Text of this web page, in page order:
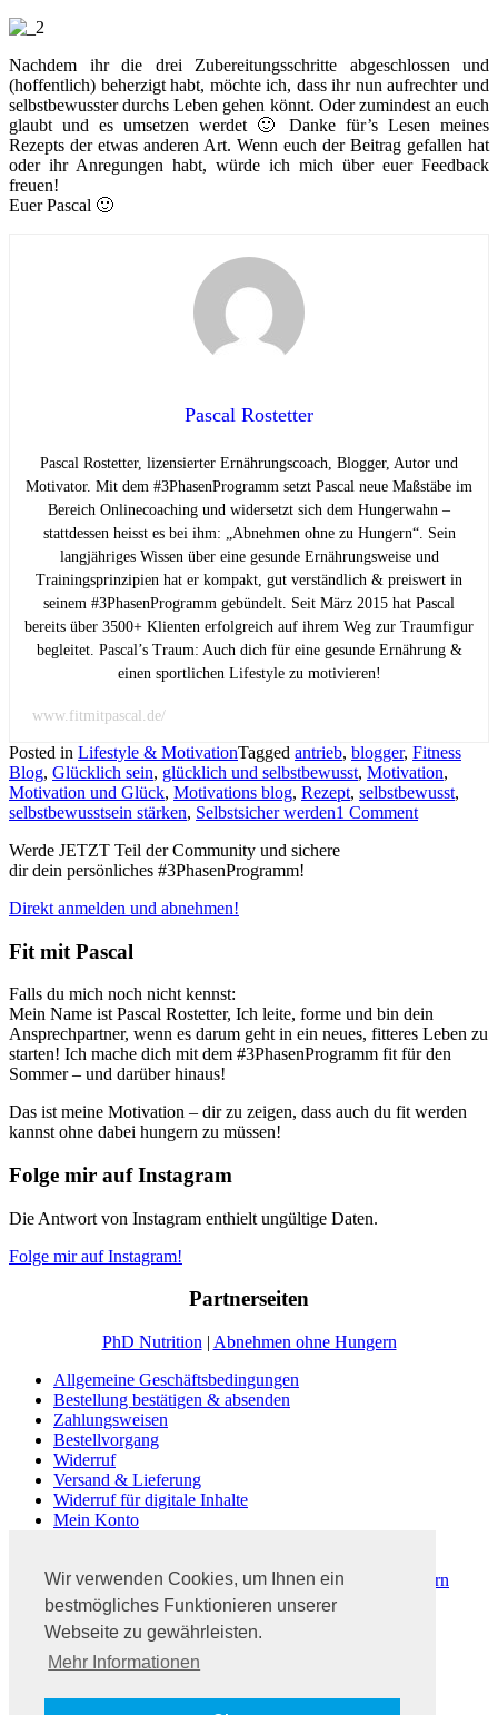
Wir verwenden Cookies, um Ihnen ein
bestmögliches Funktionieren unserer
Webseite zu gewährleisten.
Mehr Informationen
Nachdem ihr die drei Zubereitungsschritte abgeschlossen und
(hoffentlich) beherzigt habt, möchte ich, dass ihr nun aufrechter und
selbstbewusster durchs Leben gehen könnt. Oder zumindest an euch
glaubt und es umsetzen werdet 🙂 Danke für’s Lesen meines
Rezepts der etwas anderen Art. Wenn euch der Beitrag gefallen hat
oder ihr Anregungen habt, würde ich mich über euer Feedback
freuen!
Euer Pascal 🙂
Pascal Rostetter
Pascal Rostetter, lizensierter Ernährungscoach, Blogger, Autor und
Motivator. Mit dem #3PhasenProgramm setzt Pascal neue Maßstäbe im
Bereich Onlinecoaching und widersetzt sich dem Hungerwahn –
stattdessen heisst es bei ihm: „Abnehmen ohne zu Hungern“. Sein
langjähriges Wissen über eine gesunde Ernährungsweise und
Trainingsprinzipien hat er kompakt, gut verständlich & preiswert in
seinem #3PhasenProgramm gebündelt. Seit März 2015 hat Pascal
bereits über 3500+ Klienten erfolgreich auf ihrem Weg zur Traumfigur
begleitet. Pascal’s Traum: Auch dich für eine gesunde Ernährung &
einen sportlichen Lifestyle zu motivieren!
www.fitmitpascal.de/
Posted in Lifestyle & MotivationTagged antrieb, blogger, Fitness
Blog, Glücklich sein, glücklich und selbstbewusst, Motivation,
Motivation und Glück, Motivations blog, Rezept, selbstbewusst,
selbstbewusstsein stärken, Selbstsicher werden1 Comment
Werde JETZT Teil der Community und sichere
dir dein persönliches #3PhasenProgramm!
Direkt anmelden und abnehmen!
Fit mit Pascal
Falls du mich noch nicht kennst:
Mein Name ist Pascal Rostetter, Ich leite, forme und bin dein
Ansprechpartner, wenn es darum geht in ein neues, fitteres Leben zu
starten! Ich mache dich mit dem #3PhasenProgramm fit für den
Sommer – und darüber hinaus!
Das ist meine Motivation – dir zu zeigen, dass auch du fit werden
kannst ohne dabei hungern zu müssen!
Folge mir auf Instagram
Die Antwort von Instagram enthielt ungültige Daten.
Folge mir auf Instagram!
Partnerseiten
PhD Nutrition | Abnehmen ohne Hungern
Allgemeine Geschäftsbedingungen
Bestellung bestätigen & absenden
Zahlungsweisen
Bestellvorgang
Widerruf
Versand & Lieferung
Widerruf für digitale Inhalte
Mein Konto
Dein #3PhasenProgramm | Abnehmen ohne zu Hungern
Fitness Blog Ratgeber
Abnehmen ohne zu hungern
Kontakt
Datenschutz